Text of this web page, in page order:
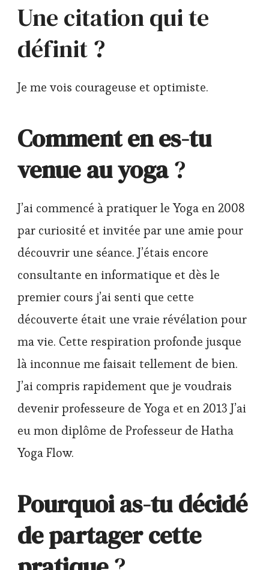
Une citation qui te
définit ?
Je me vois courageuse et optimiste.
Comment en es-tu
venue au yoga?
J’ai commencé à pratiquer le Yoga en 2008
par curiosité et invitée par une amie pour
découvrir une séance. J’étais encore
consultante en informatique et dès le
premier cours j’ai senti que cette
découverte était une vraie révélation pour
ma vie. Cette respiration profonde jusque
là inconnue me faisait tellement de bien.
J’ai compris rapidement que je voudrais
devenir professeure de Yoga et en 2013 J’ai
eu mon diplôme de Professeur de Hatha
Yoga Flow.
Pourquoi as-tu décidé
de partager cette